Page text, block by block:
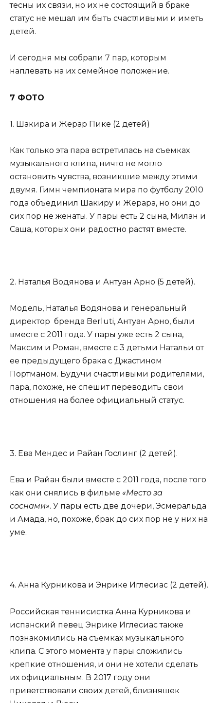
тесны их связи, но их не состоящий в браке
статус не мешал им быть счастливыми и иметь
детей.
И сегодня мы собрали 7 пар, которым
наплевать на их семейное положение.
7 ФОТО
1. Шакира и Жерар Пике (2 детей)
Как только эта пара встретилась на съемках
музыкального клипа, ничто не могло
остановить чувства, возникшие между этими
двумя. Гимн чемпионата мира по футболу 2010
года объединил Шакиру и Жерара, но они до
сих пор не женаты. У пары есть 2 сына, Милан и
Саша, которых они радостно растят вместе.
2. Наталья Водянова и Антуан Арно (5 детей).
Модель, Наталья Водянова и генеральный
директор бренда Berluti, Антуан Арно, были
вместе с 2011 года. У пары уже есть 2 сына,
Максим и Роман, вместе с 3 детьми Натальи от
ее предыдущего брака с Джастином
Портманом. Будучи счастливыми родителями,
пара, похоже, не спешит переводить свои
отношения на более официальный статус.
3. Ева Мендес и Райан Гослинг (2 детей).
Ева и Райан были вместе с 2011 года, после того
как они снялись в фильме «Место за
соснами». У пары есть две дочери, Эсмеральда
и Амада, но, похоже, брак до сих пор не у них на
уме.
4. Анна Курникова и Энрике Иглесиас (2 детей).
Российская теннисистка Анна Курникова и
испанский певец Энрике Иглесиас также
познакомились на съемках музыкального
клипа. С этого момента у пары сложились
крепкие отношения, и они не хотели сделать
их официальным. В 2017 году они
приветствовали своих детей, близняшек